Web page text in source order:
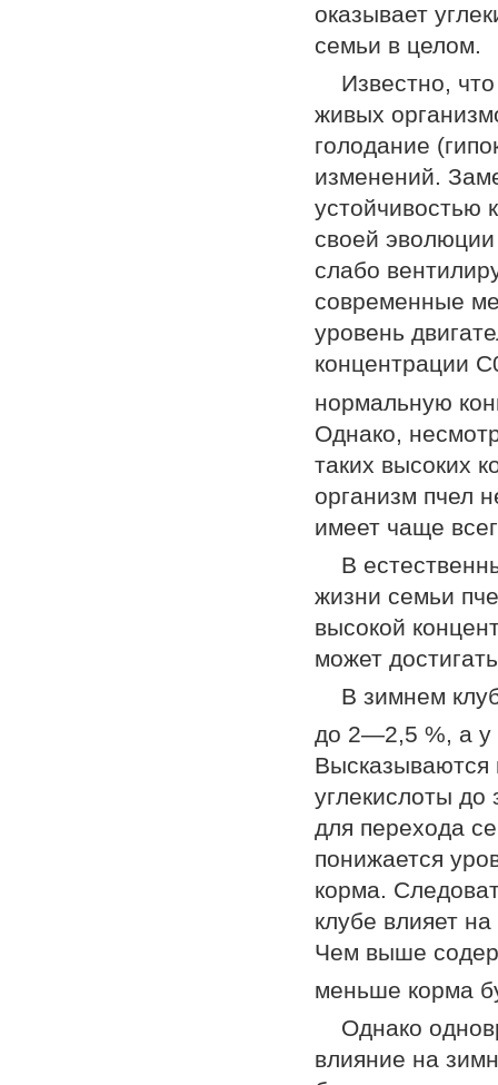
оказывает
семьи в целом.
Известно,
живых
голодание
изменений.
устойчивостью
своей
слабо
современные
уровень
концентрации
нормальную
Однако,
таких высоких
организм пчел
имеет чаще
В
жизни семьи
высокой
может
В зимнем
до 2—2,5 %, а у
Высказываются
углекислоты
для перехода
понижается
корма.
клубе влияет
Чем выше
меньше корма
Однако
влияние на